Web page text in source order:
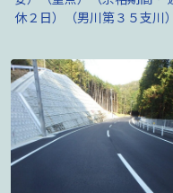
休２日）（男川第３５支川）